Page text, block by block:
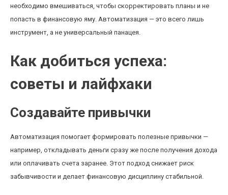
необходимо вмешиваться, чтобы скорректировать планы и не
попасть в финансовую яму. Автоматизация — это всего лишь
инструмент, а не универсальный панацея.
Как добиться успеха:
советы и лайфхаки
Создавайте привычки
Автоматизация помогает формировать полезные привычки —
например, откладывать деньги сразу же после получения дохода
или оплачивать счета заранее. Этот подход снижает риск
забывчивости и делает финансовую дисциплину стабильной.